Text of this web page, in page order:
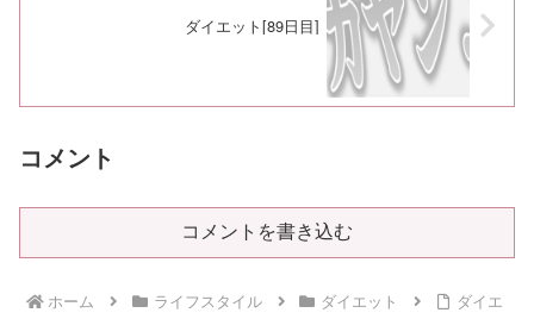
ダイエット[89日目]
コメント
コメントを書き込む
ホーム ライフスタイル ダイエット
ダイエ